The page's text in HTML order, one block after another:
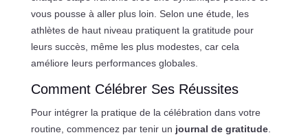
vous pousse à aller plus loin. Selon une étude, les
athlètes de haut niveau pratiquent la gratitude pour
leurs succès, même les plus modestes, car cela
améliore leurs performances globales.
Comment Célébrer Ses Réussites
Pour intégrer la pratique de la célébration dans votre
routine, commencez par tenir un journal de gratitude.